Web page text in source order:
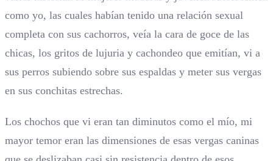
como yo, las cuales habían tenido una relación sexual
completa con sus cachorros, veía la cara de goce de las
chicas, los gritos de lujuria y cachondeo que emitían, vi a
sus perros subiendo sobre sus espaldas y meter sus vergas
en sus conchitas estrechas.
Los chochos que vi eran tan diminutos como el mío, mi
mayor temor eran las dimensiones de esas vergas caninas